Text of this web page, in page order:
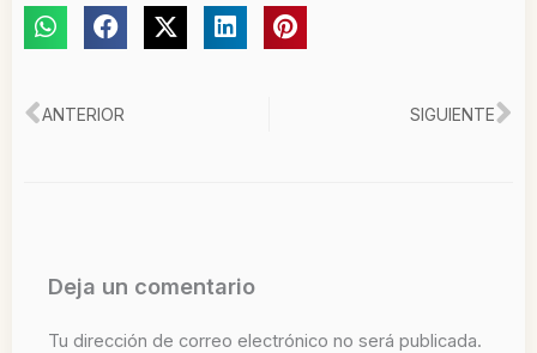
Ant
ANTERIOR SIGUIENTE
Deja un comentario
Tu dirección de correo electrónico no será publicada.